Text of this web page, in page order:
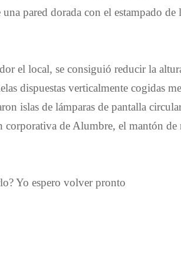
una pared dorada con el estampado
el local, se consiguió reducir la
dispuestas verticalmente cogidas
islas de lámparas de pantalla
corporativa de Alumbre, el mantón de
Yo espero volver pronto